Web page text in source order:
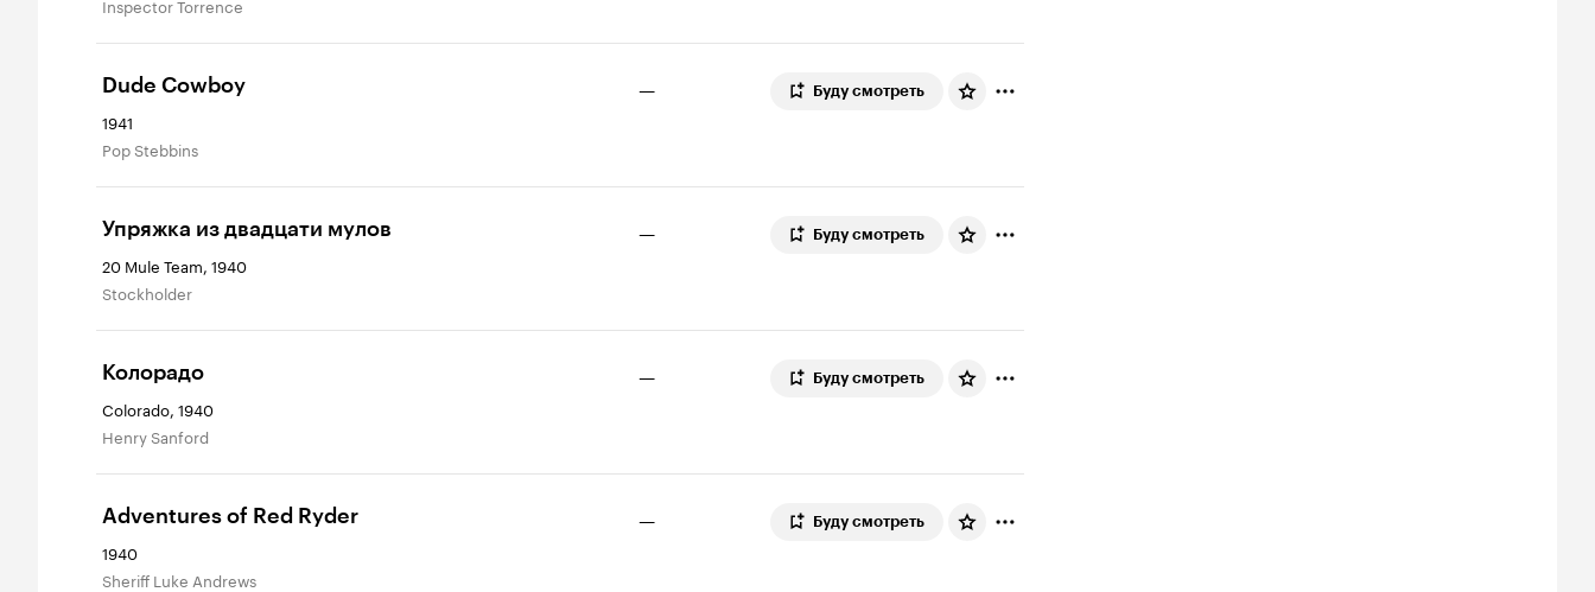
Inspector Torrence
Dude Cowboy
1941
Pop Stebbins
— Буду смотреть
Упряжка из двадцати мулов
20 Mule Team, 1940
Stockholder
— Буду смотреть
Колорадо
Colorado, 1940
Henry Sanford
— Буду смотреть
Adventures of Red Ryder
1940
Sheriff Luke Andrews
— Буду смотреть